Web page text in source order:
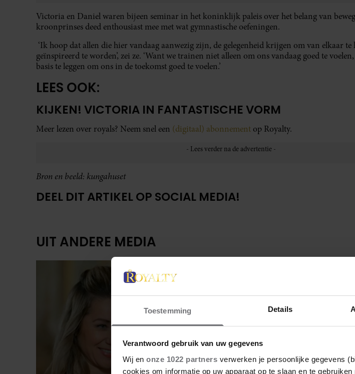
Toestemming Details
Verantwoord gebruik van uw gegevens
Wij en onze 1022 partners verwerken je persoonlijke gegevens
cookies om informatie op uw apparaat op te slaan en te
Victoria en Daniel waren bijeen seminar in het koninklijk paleis over het belang van
kroonprinses deed enthousiast mee met wat gymnastische oefeningen.
‘Ik hoop dat allen die hier vandaag aanwezig zijn, de gelegenheid krijgen om van elkaar
geïnspireerd te worden’, zei ze. ‘Want we trainen niet alleen om ons vandaag goed te
basis te leggen om ons in de toekomst goed te voelen.’
LEES OOK:
KIJKEN! VICTORIA IN FANTASTISCHE VORM
Meer lezen over royals? Neem snel een (digitaal) abonnement op Royalty.
Bron en beeld: kungahuset
DEEL DIT ARTIKEL OP SOCIAL MEDIA!
UIT ANDERE MEDIA